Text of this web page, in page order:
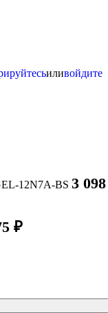
иливойдите
12N7A-BS 3 098
₽